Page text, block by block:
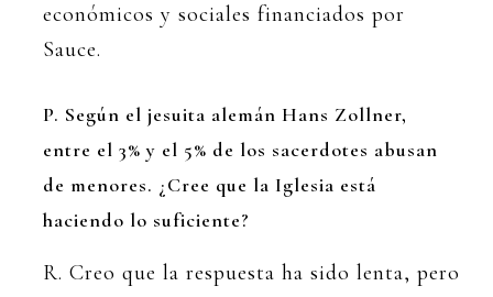
económicos y sociales financiados por
Sauce.
P. Según el jesuita alemán Hans Zollner,
entre el 3% y el 5% de los sacerdotes abusan
de menores. ¿Cree que la Iglesia está
haciendo lo suficiente?
R. Creo que la respuesta ha sido lenta, pero